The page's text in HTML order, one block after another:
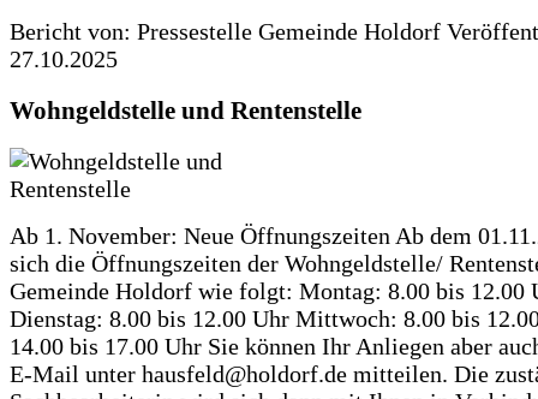
Bericht von: Pressestelle Gemeinde Holdorf
27.10.2025
Wohngeldstelle und Rentenstelle
Ab 1. November: Neue Öffnungszeiten Ab dem
sich die Öffnungszeiten der Wohngeldstelle/
Gemeinde Holdorf wie folgt: Montag: 8.00 bis 12.00
Dienstag: 8.00 bis 12.00 Uhr Mittwoch: 8.00 bis
14.00 bis 17.00 Uhr Sie können Ihr Anliegen aber
E-Mail unter hausfeld@holdorf.de mitteilen. Die